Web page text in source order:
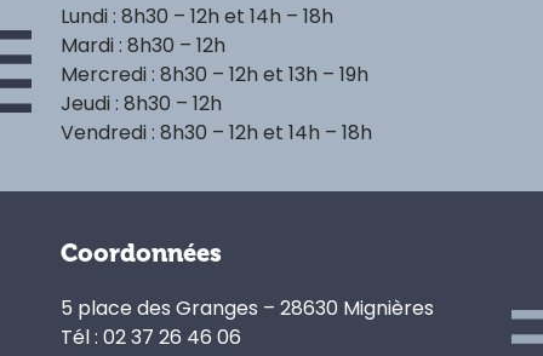
Lundi : 8h30 – 12h et 14h – 18h
Mardi : 8h30 – 12h
Mercredi : 8h30 – 12h et 13h – 19h
Jeudi : 8h30 – 12h
Vendredi : 8h30 – 12h et 14h – 18h
Coordonnées
5 place des Granges – 28630 Mignières
Tél : 02 37 26 46 06